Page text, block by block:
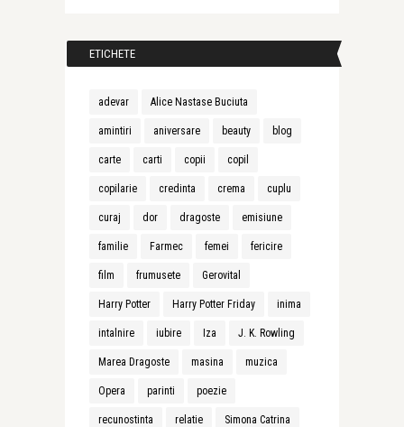
ETICHETE
adevar Alice Nastase Buciuta
amintiri aniversare beauty blog
carte carti copii copil
copilarie credinta crema cuplu
curaj dor dragoste emisiune
familie Farmec femei fericire
film frumusete Gerovital
Harry Potter Harry Potter Friday inima
intalnire iubire Iza J. K. Rowling
Marea Dragoste masina muzica
Opera parinti poezie
recunostinta relatie Simona Catrina